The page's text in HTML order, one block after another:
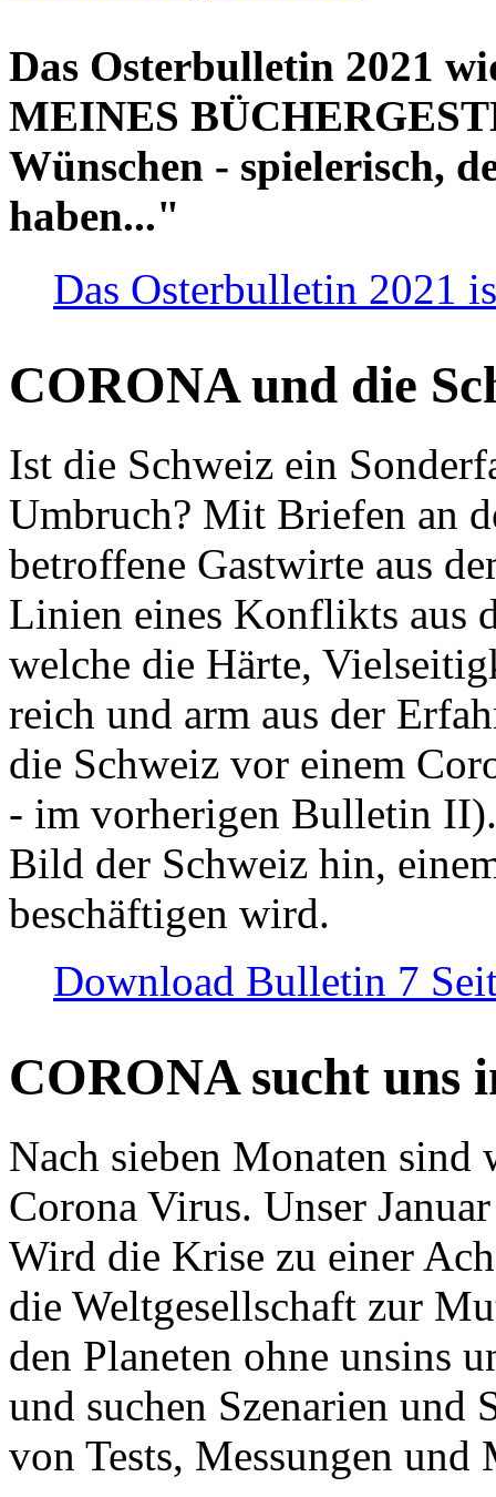
Das Osterbulletin 2021
MEINES
Wünschen - spielerisch,
haben..."
Das Osterbulletin 2021
CORONA und die
Ist die Schweiz ein
Umbruch? Mit Briefen an
betroffene Gastwirte aus
Linien eines Konflikts aus
welche die Härte,
reich und arm aus der
die Schweiz vor einem
- im vorherigen Bulletin
Bild der Schweiz hin,
beschäftigen wird.
Download Bulletin 7
CORONA sucht uns
Nach sieben Monaten
Corona Virus. Unser
Wird die Krise zu einer
die Weltgesellschaft zur
den Planeten ohne unsins
und suchen Szenarien und
von Tests, Messungen und